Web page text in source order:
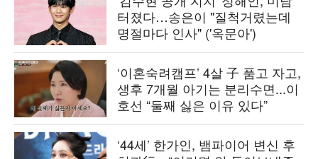
터졌다…송은이 "질척거렸는데
명절마다 인사" ('옥문아')
‘이혼숙려캠프’ 4살 子 품고 자고,
생후 7개월 아기는 분리수면...이
호선 “둘째 싫은 이유 있다”
‘44세’ 한가인, 뱀파이어 변신 후